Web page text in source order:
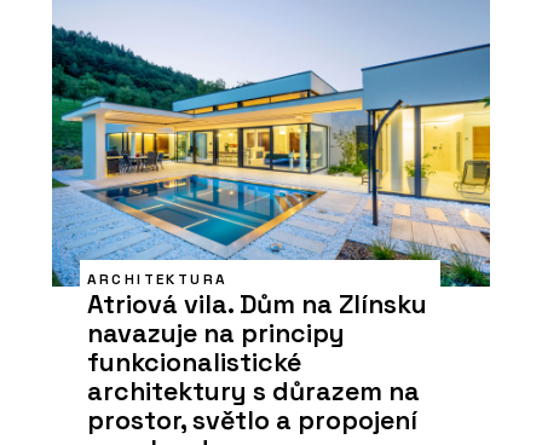
ARCHITEKTURA
Atriová vila. Dům na Zlínsku
navazuje na principy
funkcionalistické
architektury s důrazem na
prostor, světlo a propojení